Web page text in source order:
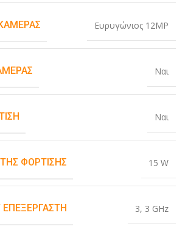
Ευρυγώνιος 12MP
Ναι
Ναι
ΦΌΡΤΙΣΗΣ 15 W
ΕΠΕΞΕΡΓΑΣΤΉ 3, 3 GHz